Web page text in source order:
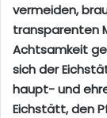
vermeiden,
transparenten
Achtsamkeit
sich der
haupt- und
Eichstätt, den